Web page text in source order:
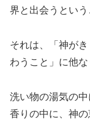
界と出会うという
それは、「神が
わうこと」に他な
洗い物の湯気の
香りの中に、神